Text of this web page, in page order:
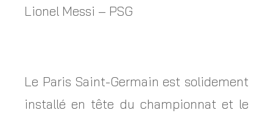
Lionel Messi – PSG
Le Paris Saint-Germain est solidement
installé en tête du championnat et le